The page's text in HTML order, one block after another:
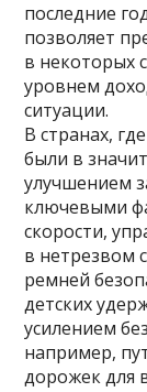
последние
позволяет
в некоторых
уровнем
ситуации.
В странах,
были в
улучшением
ключевыми
скорости,
в нетрезвом
ремней
детских
усилением
например,
дорожек для